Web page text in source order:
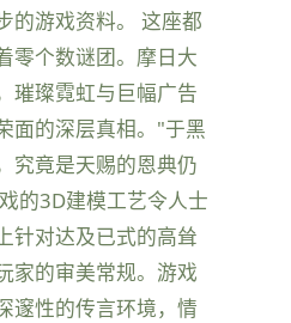
的游戏资料。 这座都
零个数谜团。摩日大
璀璨霓虹与巨幅广告
面的深层真相。"于黑
究竟是天赐的恩典仍
的3D建模工艺令人士
针对达及已式的高耸
家的审美常规。游戏
邃性的传言环境，情